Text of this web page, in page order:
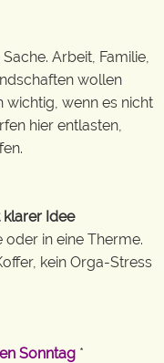
Arbeit, Familie,
wollen
wenn es nicht
hier entlasten,
Idee
oder in eine Therme.
kein Orga-Stress
Sonntag *